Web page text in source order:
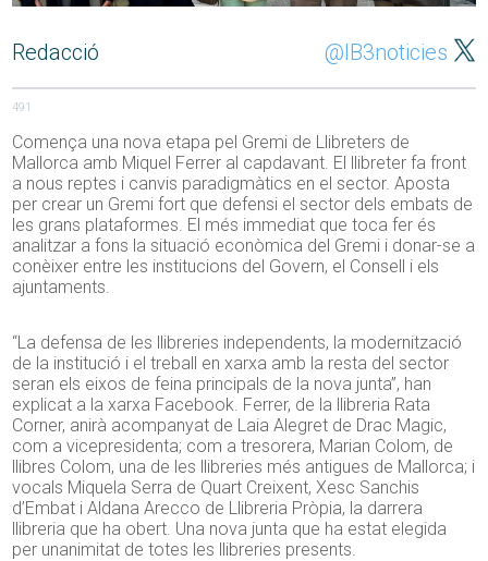
Redacció @IB3noticies
491
Comença una nova etapa pel Gremi de Llibreters de
Mallorca amb Miquel Ferrer al capdavant. El llibreter fa front
a nous reptes i canvis paradigmàtics en el sector. Aposta
per crear un Gremi fort que defensi el sector dels embats de
les grans plataformes. El més immediat que toca fer és
analitzar a fons la situació econòmica del Gremi i donar-se a
conèixer entre les institucions del Govern, el Consell i els
ajuntaments.
“La defensa de les llibreries independents, la modernització
de la institució i el treball en xarxa amb la resta del sector
seran els eixos de feina principals de la nova junta”, han
explicat a la xarxa Facebook. Ferrer, de la llibreria Rata
Corner, anirà acompanyat de Laia Alegret de Drac Magic,
com a vicepresidenta; com a tresorera, Marian Colom, de
llibres Colom, una de les llibreries més antigues de Mallorca; i
vocals Miquela Serra de Quart Creixent, Xesc Sanchis
d’Embat i Aldana Arecco de Llibreria Pròpia, la darrera
llibreria que ha obert. Una nova junta que ha estat elegida
per unanimitat de totes les llibreries presents.